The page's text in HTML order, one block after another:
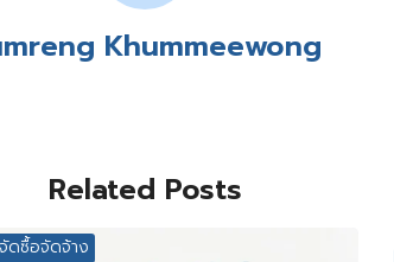
Khummeewong
Related Posts
ดซื้อจัดจ้าง